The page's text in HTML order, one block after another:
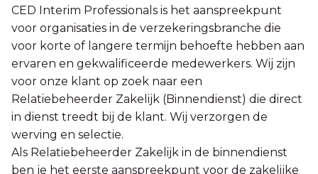
CED Interim Professionals is het aanspreekpunt
voor organisaties in de verzekeringsbranche die
voor korte of langere termijn behoefte hebben aan
ervaren en gekwalificeerde medewerkers. Wij zijn
voor onze klant op zoek naar een
Relatiebeheerder Zakelijk (Binnendienst) die direct
in dienst treedt bij de klant. Wij verzorgen de
werving en selectie.
Als Relatiebeheerder Zakelijk in de binnendienst
ben je het eerste aanspreekpunt voor de zakelijke